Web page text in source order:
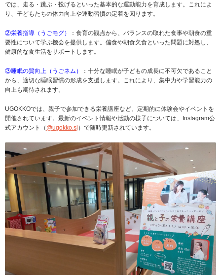
では、走る・跳ぶ・投げるといった基本的な運動能力を育成します。これによ
り、子どもたちの体力向上や運動習慣の定着を図ります。
②栄養指導（うごモグ）
：食育の観点から、バランスの取れた食事や朝食の重
要性について学ぶ機会を提供します。偏食や朝食欠食といった問題に対処し、
健康的な食生活をサポートします。
③睡眠の質向上（うごネム）
：十分な睡眠が子どもの成長に不可欠であること
から、適切な睡眠習慣の形成を支援します。これにより、集中力や学習能力の
向上も期待されます。
UGOKKOでは、親子で参加できる栄養講座など、定期的に体験会やイベントを
開催されています。最新のイベント情報や活動の様子については、Instagram公
式アカウント（ @ugokko.sj ）で随時更新されています。